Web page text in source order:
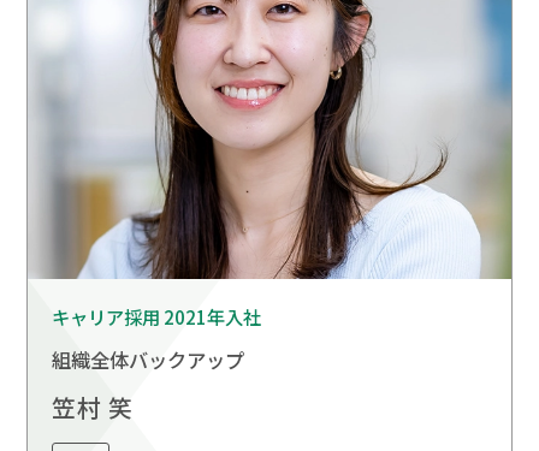
キャリア採用 2021年入社
組織全体バックアップ
笠村 笑